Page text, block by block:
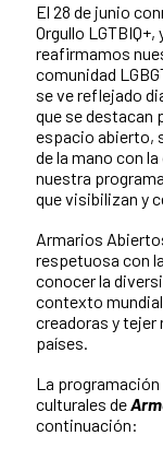
El 28 de junio
Orgullo
reafirmamos
comunidad
se ve reflejado
que se destacan
espacio abierto,
de la mano con
nuestra
que visibilizan y
Armarios
respetuosa con
conocer la
contexto
creadoras y
países.
La
culturales de
continuación: